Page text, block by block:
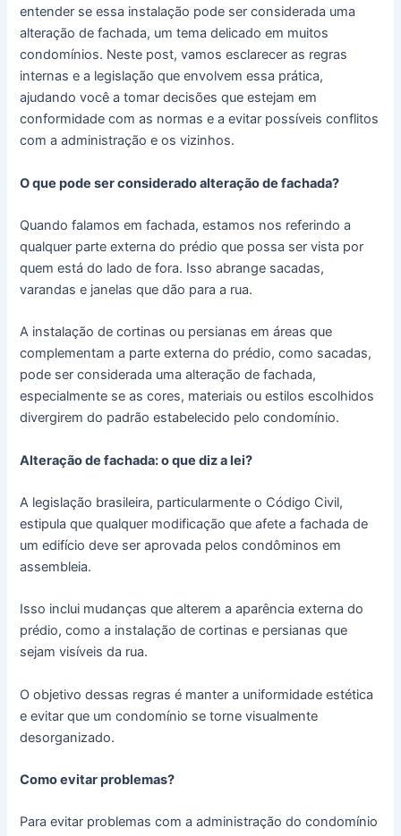
entender se essa instalação pode ser considerada uma
alteração de fachada, um tema delicado em muitos
condomínios. Neste post, vamos esclarecer as regras
internas e a legislação que envolvem essa prática,
ajudando você a tomar decisões que estejam em
conformidade com as normas e a evitar possíveis conflitos
com a administração e os vizinhos.
O que pode ser considerado alteração de fachada?
Quando falamos em fachada, estamos nos referindo a
qualquer parte externa do prédio que possa ser vista por
quem está do lado de fora. Isso abrange sacadas,
varandas e janelas que dão para a rua.
A instalação de cortinas ou persianas em áreas que
complementam a parte externa do prédio, como sacadas,
pode ser considerada uma alteração de fachada,
especialmente se as cores, materiais ou estilos escolhidos
divergirem do padrão estabelecido pelo condomínio.
Alteração de fachada: o que diz a lei?
A legislação brasileira, particularmente o Código Civil,
estipula que qualquer modificação que afete a fachada de
um edifício deve ser aprovada pelos condôminos em
assembleia.
Isso inclui mudanças que alterem a aparência externa do
prédio, como a instalação de cortinas e persianas que
sejam visíveis da rua.
O objetivo dessas regras é manter a uniformidade estética
e evitar que um condomínio se torne visualmente
desorganizado.
Como evitar problemas?
Para evitar problemas com a administração do condomínio